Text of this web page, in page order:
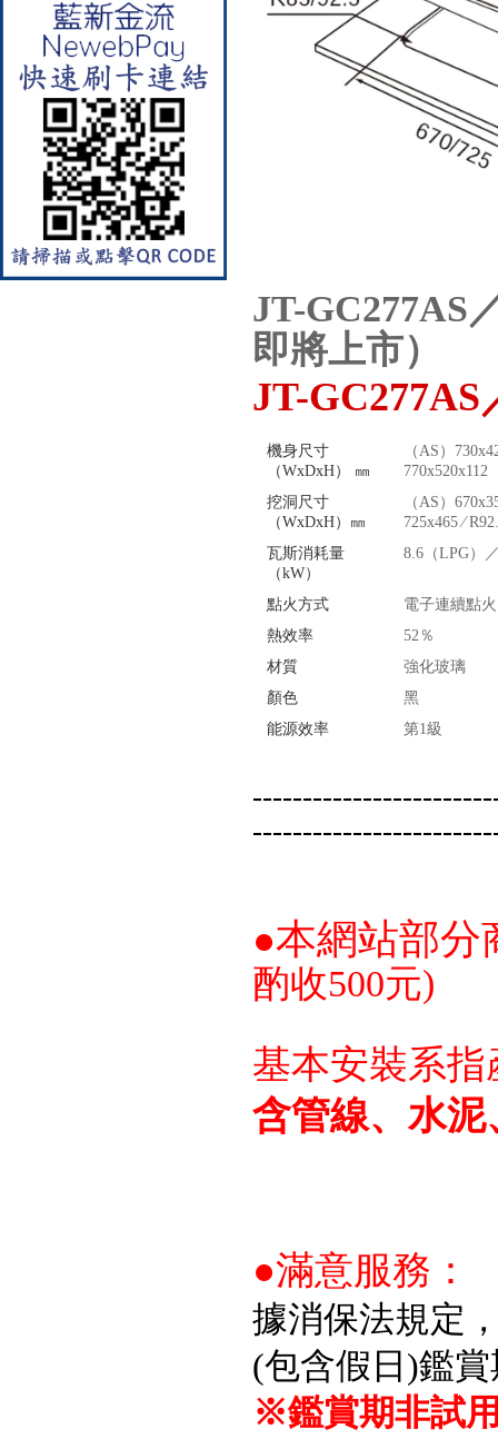
【林內Rinnai】 RB-L2600S(A)
彩焱系列 檯面式彩焱不銹鋼雙
口爐
JT-GC277AS
即將上市）
JT-
機身尺寸
（WxDxH） ㎜
（AS）
770x520x112
挖洞尺寸
（WxDxH）㎜
（AS）
725x465 ∕
瓦斯消耗量
（kW）
8.6（LPG）
點火方式
電子連續點火
熱效率
52％
材質
強化玻璃
顏色
黑
能源效率
第1級
●本網站部
酌收500元)
基本安裝系
含管線、水
●滿意服務：
據消保法規定
(包含假日)鑑
※鑑賞期非試